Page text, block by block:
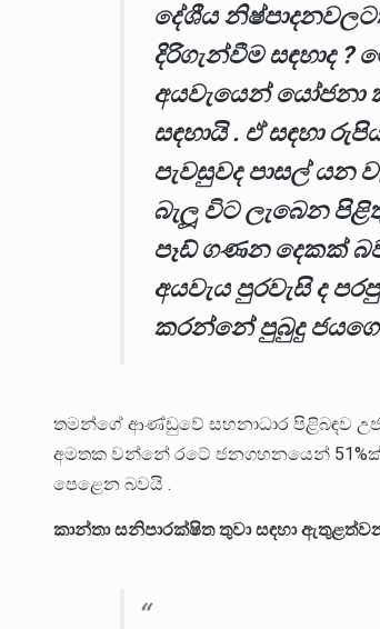
දේශීය
දිරිගැන්වීම සඳහාද
අයවැයෙන් යෝජනා
සඳහායි . ඒ සඳහා
පැවසුවද පාසල් යන
බැලූ විට ලැබෙන
පෑඩ් ගණන දෙකක්
අයවැය පුරවැසි ද
කරන්නේ පුබුදු
තමන්ගේ ආණ්ඩුවේ සහනාධාර පිළිබඳව
අමතක වන්නේ රටේ ජනගහනයෙන්
පෙළෙන බවයි .
කාන්තා සනිපාරක්ෂිත තුවා සඳහා